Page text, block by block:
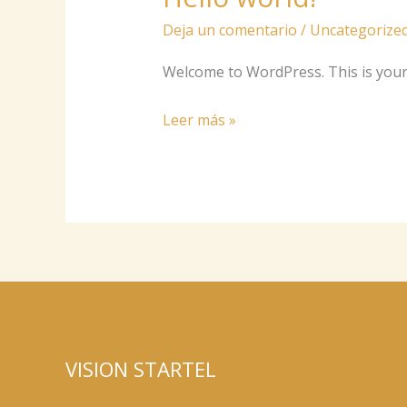
Deja un comentario /
Welcome to WordPress. This is
Leer más »
VISION STARTEL